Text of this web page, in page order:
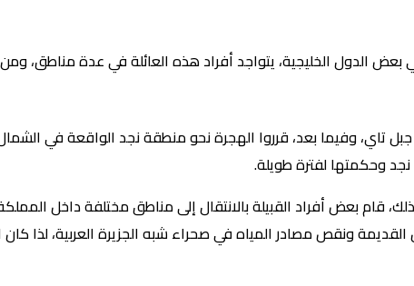
الدول الخليجية، يتواجد أفراد هذه العائلة في عدة مناطق،
تاي، وفيما بعد، قرروا الهجرة نحو منطقة نجد الواقعة في
نجد وحكمتها لفترة طويلة.
في مناطق نجد الشمالية لمدة تصل إلى 400 عام، بعد ذلك، قام بعض أفراد القبيلة بالانتقال إلى مناطق مختلفة داخل
ونقص مصادر المياه في صحراء شبه الجزيرة العربية، لذا